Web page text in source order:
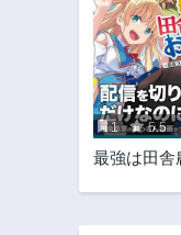
1 5.5
最強は田舎
ゴンを駆除